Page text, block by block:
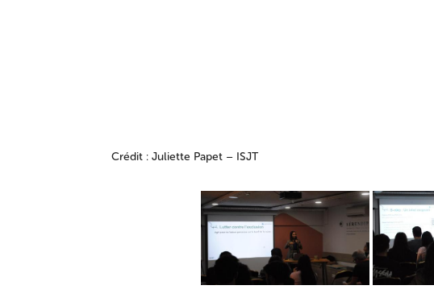
Crédit : Juliette Papet – ISJT